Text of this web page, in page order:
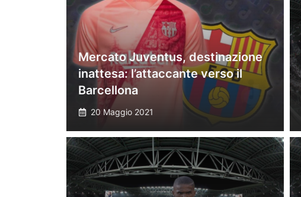
Mercato Juventus, destinazione
inattesa: l’attaccante verso il
Barcellona
20 Maggio 2021